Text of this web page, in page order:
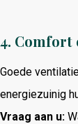
4. Comfort
Goede
energiezuinig
Vraag aan u: